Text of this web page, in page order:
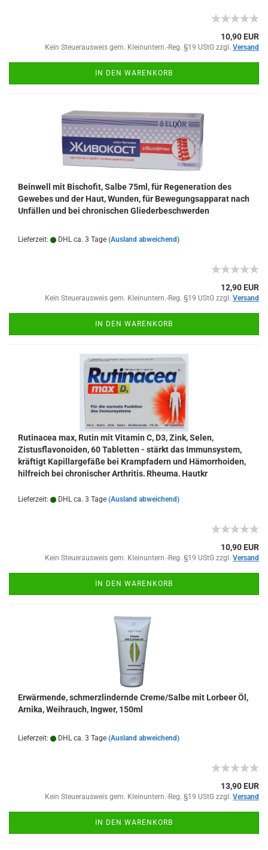
10,90 EUR
Kein Steuerausweis gem. Kleinuntern.-Reg. §19 UStG zzgl. Versand
IN DEN WARENKORB
Beinwell mit Bischofit, Salbe 75ml, für Regeneration des
Gewebes und der Haut, Wunden, für Bewegungsapparat nach
Unfällen und bei chronischen Gliederbeschwerden
Lieferzeit: DHL ca. 3 Tage (Ausland abweichend)
12,90 EUR
Kein Steuerausweis gem. Kleinuntern.-Reg. §19 UStG zzgl. Versand
IN DEN WARENKORB
Rutinacea max, Rutin mit Vitamin C, D3, Zink, Selen,
Zistusflavonoiden, 60 Tabletten - stärkt das Immunsystem,
kräftigt Kapillargefäße bei Krampfadern und Hämorrhoiden,
hilfreich bei chronischer Arthritis, Rheuma, Hautkr
Lieferzeit: DHL ca. 3 Tage (Ausland abweichend)
10,90 EUR
Kein Steuerausweis gem. Kleinuntern.-Reg. §19 UStG zzgl. Versand
IN DEN WARENKORB
Erwärmende, schmerzlindernde Creme/Salbe mit Lorbeer Öl,
Arnika, Weihrauch, Ingwer, 150ml
Lieferzeit: DHL ca. 3 Tage (Ausland abweichend)
13,90 EUR
Kein Steuerausweis gem. Kleinuntern.-Reg. §19 UStG zzgl. Versand
IN DEN WARENKORB